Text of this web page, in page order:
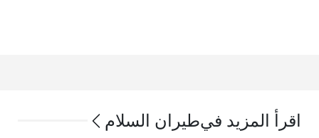
اقرأ المزيد فيطيران السلام